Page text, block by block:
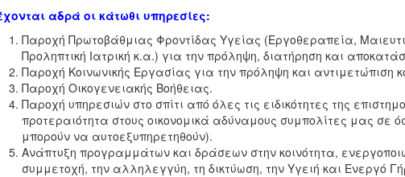
αδρά οι κάτωθι υπηρεσίες:
Παροχή Πρωτοβάθμιας Φροντίδας Υγείας (Εργοθεραπεία,
Προληπτική Ιατρική κ.α.) για την πρόληψη, διατήρηση και
Παροχή Κοινωνικής Εργασίας για την πρόληψη και αντιμετώπιση
Παροχή Οικογενειακής Βοήθειας.
Παροχή υπηρεσιών στο σπίτι από όλες τις ειδικότητες της
προτεραιότητα στους οικονομικά αδύναμους συμπολίτες μας σε
μπορούν να αυτοεξυπηρετηθούν).
Ανάπτυξη προγραμμάτων και δράσεων στην κοινότητα,
συμμετοχή, την αλληλεγγύη, τη δικτύωση, την Υγειή και Ενεργό